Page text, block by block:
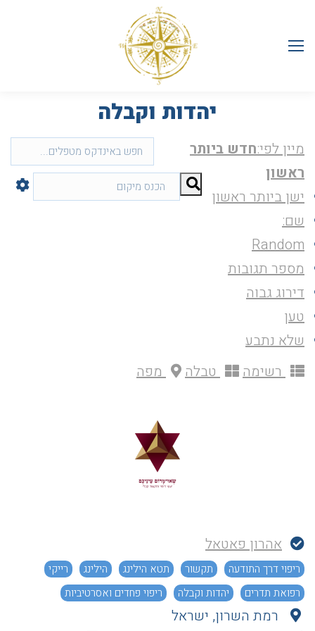
יהדות וקבלה
מיין לפי:חדש ביותר
ראשון
ישן ביותר ראשון
שם:
Random
מספר תגובות
דירוג גבוה
טען
שלא נתבע
רשימה
טבלה מפה
אהרון פאטאל
ריפוי דרך התודעה תקשור תטא הילינג הילינג
רייקי
רפואת תדרים
יהדות וקבלה ריפוי פחדים ואסרטיביות
רמת השרון, ישראל